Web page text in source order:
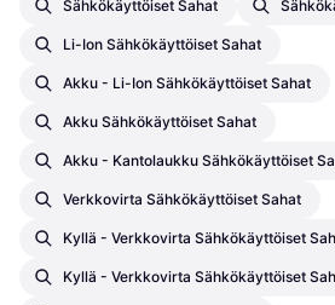
Sähkökäyttöiset Sahat
Li-Ion Sähkökäyttöiset Sahat
Akku - Li-Ion Sähkökäyttöiset Sahat
Akku Sähkökäyttöiset Sahat
Akku - Kantolaukku Sähkökäyttöiset
Verkkovirta Sähkökäyttöiset Sahat
Kyllä - Verkkovirta Sähkökäyttöiset
Kyllä - Verkkovirta Sähkökäyttöiset